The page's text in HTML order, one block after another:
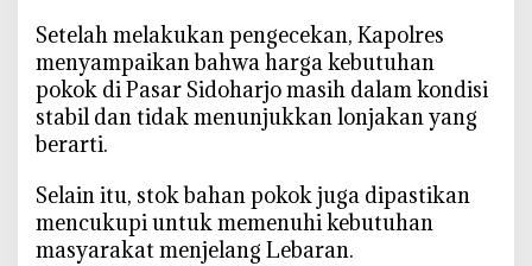
e
m
b
a
A
m
a
Setelah melakukan pengecekan, Kapolres
menyampaikan bahwa harga kebutuhan
pokok di Pasar Sidoharjo masih dalam kondisi
stabil dan tidak menunjukkan lonjakan yang
berarti.
Selain itu, stok bahan pokok juga dipastikan
mencukupi untuk memenuhi kebutuhan
masyarakat menjelang Lebaran.